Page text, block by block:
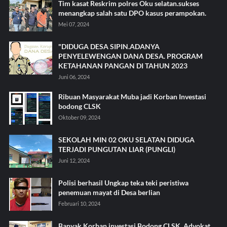
Tim kasat Reskrim polres Oku selatan.sukses
menangkap salah satu DPO kasus perampokan.
Mei 07, 2024
"DIDUGA DESA SIPIN.ADANYA
PENYELEWENGAN DANA DESA. PROGRAM
KETAHANAN PANGAN DI TAHUN 2023
Juni 06, 2024
Ribuan Masyarakat Muba jadi Korban Investasi
bodong CLSK
Oktober 09, 2024
SEKOLAH MIN 02 OKU SELATAN DIDUGA
TERJADI PUNGUTAN LIAR (PUNGLI)
Juni 12, 2024
Polisi berhasil Ungkap teka teki peristiwa
penemuan mayat di Desa berlian
Februari 10, 2024